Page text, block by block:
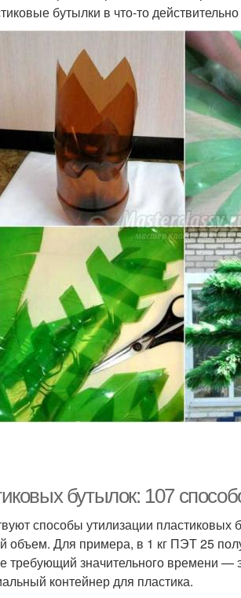
бутылки в что-то
бутылок: 107
способы утилизации пластиковых
объем. Для примера, в 1 кг ПЭТ 25
требующий значительного времени —
контейнер для пластика.